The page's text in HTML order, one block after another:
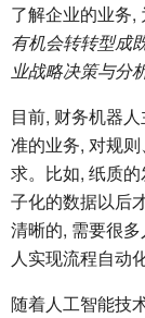
了解企业的业务,
有机会转转型成
业战略决策与分
目前, 财务机器
准的业务, 对规
求。比如, 纸质
子化的数据以后
清晰的, 需要很
人实现流程自动
随着人工智能技